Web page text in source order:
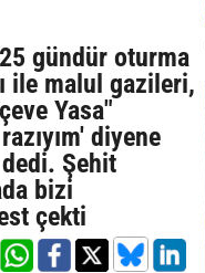
gündür oturma
ile malul gazileri,
Yasa"
diyene
Şehit
bizi
çekti